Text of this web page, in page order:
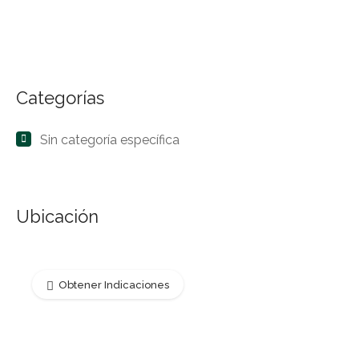
Categorías
Sin categoría específica
Ubicación
Obtener Indicaciones